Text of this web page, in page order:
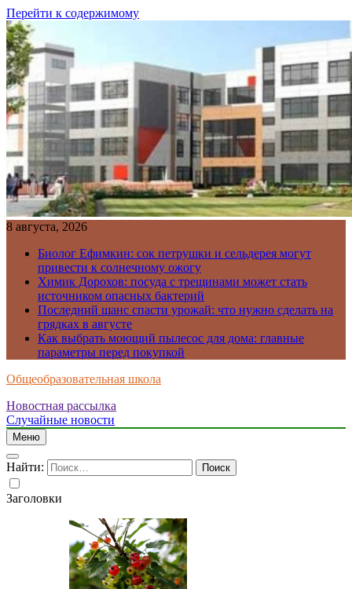
Перейти к содержимому
8 августа, 2026
Биолог Ефимкин: сок петрушки и сельдерея могут
привести к солнечному ожогу
Химик Дорохов: посуда с трещинами может стать
источником опасных бактерий
Последний шанс спасти урожай: что нужно сделать на
грядках в августе
Как выбрать моющий пылесос для дома: главные
параметры перед покупкой
Общеобразовательная школа
Новостная рассылка
Случайные новости
Меню
Найти:
Заголовки